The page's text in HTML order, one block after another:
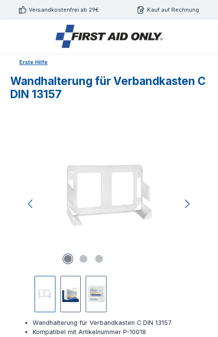
Zum Hauptinhalt springen
Versandkostenfrei ab 29€ Kauf auf Rechnung
Erste Hilfe
Wandhalterung für Verbandkasten C
DIN 13157
Wandhalterung für Verbandkasten C DIN 13157
Kompatibel mit Artikelnummer P-10018